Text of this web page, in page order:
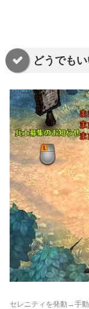
どうでも
セレニティを発動→手